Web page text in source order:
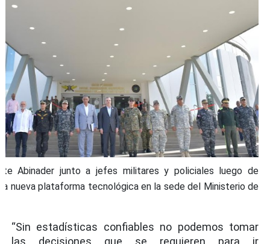
Abinader junto a jefes militares y policiales luego de
nueva plataforma tecnológica en la sede del Ministerio de
“Sin estadísticas confiables no podemos tomar